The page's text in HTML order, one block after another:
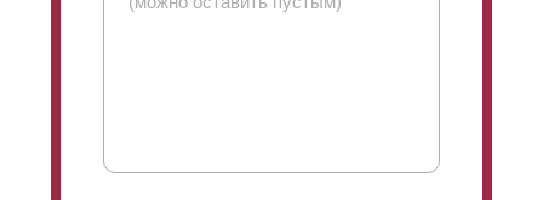
отрегулироватьпросматриваемость
забору, следует устанавливать
внахлест на